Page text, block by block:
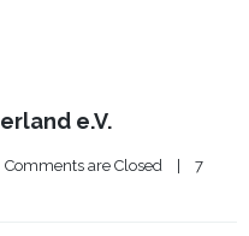
e.V.
Comments are Closed
7